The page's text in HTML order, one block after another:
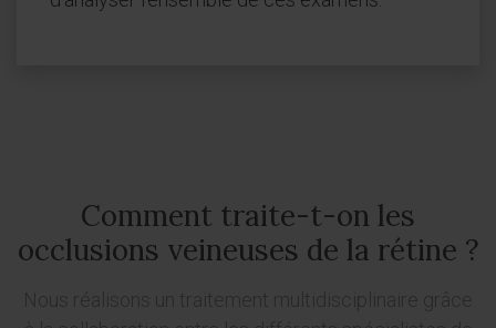
Comment traite-t-on les
occlusions veineuses de la rétine ?